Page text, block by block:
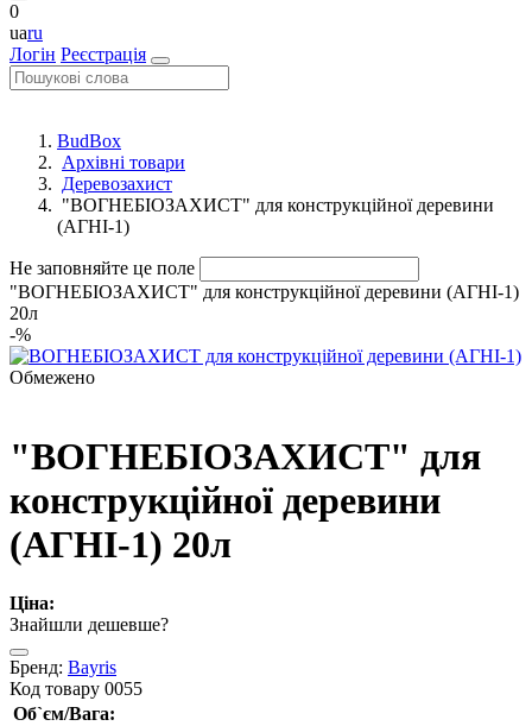
0
uaru
Логін Реєстрація
BudBox
Архівні товари
Деревозахист
"ВОГНЕБІОЗАХИСТ" для конструкційної деревини
(АГНІ-1)
Не заповняйте це поле
"ВОГНЕБІОЗАХИСТ" для конструкційної деревини (АГНІ-1)
20л
-%
Обмежено
"ВОГНЕБІОЗАХИСТ" для
конструкційної деревини
(АГНІ-1) 20л
Ціна:
Знайшли дешевше?
Бренд: Bayris
Код товару 0055
Об`єм/Вага: